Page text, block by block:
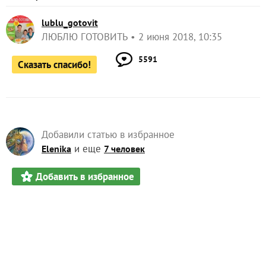
lublu_gotovit
ЛЮБЛЮ ГОТОВИТЬ 2 июня 2018, 10:35
Сказать спасибо! 5591
Добавили статью в избранное
Elenika и еще 7 человек
Добавить в избранное